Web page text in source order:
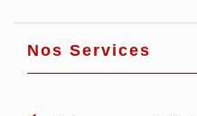
Nos Services